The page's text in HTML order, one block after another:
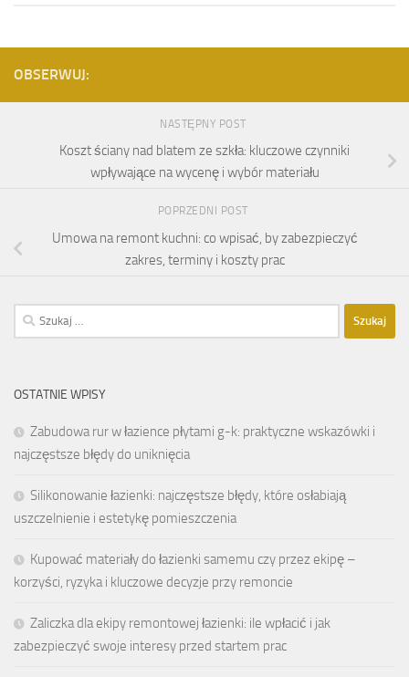
OBSERWUJ:
NASTĘPNY POST
Koszt ściany nad blatem ze szkła: kluczowe czynniki
wpływające na wycenę i wybór materiału
POPRZEDNI POST
Umowa na remont kuchni: co wpisać, by zabezpieczyć
zakres, terminy i koszty prac
Szukaj:
OSTATNIE WPISY
Zabudowa rur w łazience płytami g-k: praktyczne wskazówki i
najczęstsze błędy do uniknięcia
Silikonowanie łazienki: najczęstsze błędy, które osłabiają
uszczelnienie i estetykę pomieszczenia
Kupować materiały do łazienki samemu czy przez ekipę –
korzyści, ryzyka i kluczowe decyzje przy remoncie
Zaliczka dla ekipy remontowej łazienki: ile wpłacić i jak
zabezpieczyć swoje interesy przed startem prac